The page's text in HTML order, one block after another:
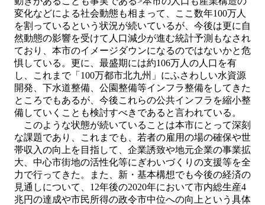
変化などによる社会動態も相まって、ここ数年100万人
を割っているという状況が続いているが、今後は更に自
然動態の影響を受けて人口減少が進む統計予測もなされ
ており、本市のイメージダウンになるのではないかと危
惧している。更に、最盛期には約106万人の人口を有
し、これまで「100万都市北九州」にふさわしい水資源
開発、下水道整備、公園整備等インフラ整備をしてきた
ところでもあるが、今後これらの公共インフラを縮小整
備していくことも検討すべきであると言われている。
このような状態が続いていることは本市にとって深刻
な課題であり、これまでも、若者の雇用の場の確保や世
帯収入の向上を目指して、企業誘致や地元企業の事業拡
大、中心市街地の活性化等にぎわいづくりの支援等を全
力で行ってきた。また、新・基本構想でも今後の経済の
見通しについて、12年後の2020年において市内総生産4
兆円の達成や市民所得の政令市中位への向上という具体